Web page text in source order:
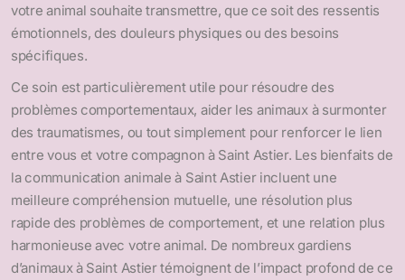
votre animal souhaite transmettre, que ce soit des ressentis
émotionnels, des douleurs physiques ou des besoins
spécifiques.
Ce soin est particulièrement utile pour résoudre des
problèmes comportementaux, aider les animaux à surmonter
des traumatismes, ou tout simplement pour renforcer le lien
entre vous et votre compagnon à Saint Astier. Les bienfaits de
la communication animale à Saint Astier incluent une
meilleure compréhension mutuelle, une résolution plus
rapide des problèmes de comportement, et une relation plus
harmonieuse avec votre animal. De nombreux gardiens
d’animaux à Saint Astier témoignent de l’impact profond de ce